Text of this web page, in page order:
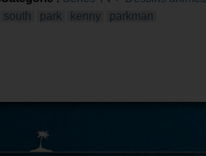
south
park kenny parkman